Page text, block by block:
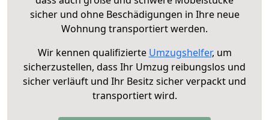
sicher und ohne Beschädigungen in Ihre neue
Wohnung transportiert werden.
Wir kennen qualifizierte Umzugshelfer, um
sicherzustellen, dass Ihr Umzug reibungslos und
sicher verläuft und Ihr Besitz sicher verpackt und
transportiert wird.